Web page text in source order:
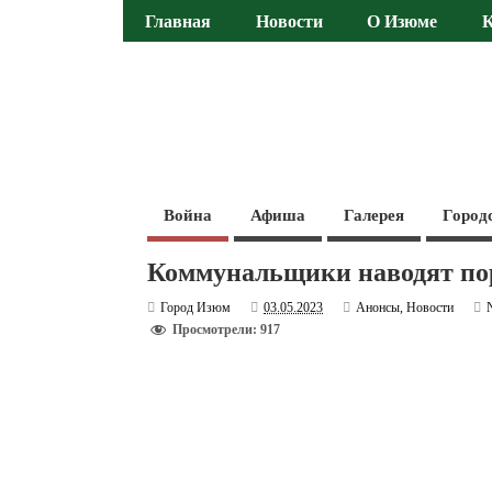
Главная Новости О Изюме
Война Афиша Галерея
Коммунальщики наводят
Город Изюм 03.05.2023 Анонсы,Новости
Просмотрели: 917